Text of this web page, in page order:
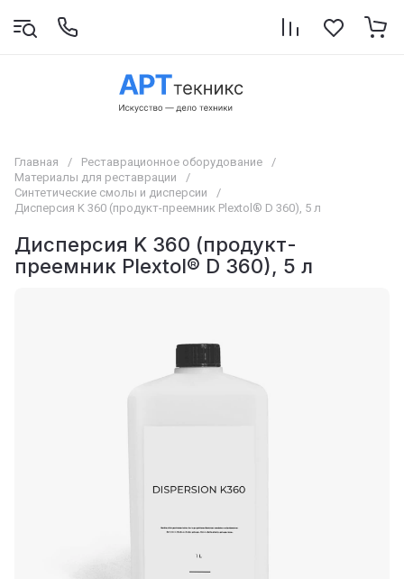
Главная / Реставрационное оборудование
/
Материалы для реставрации
/
Синтетические смолы и дисперсии
/
Дисперсия K 360 (продукт-преемник Plextol® D 360), 5 л
Дисперсия K 360 (продукт-
преемник Plextol® D 360), 5 л